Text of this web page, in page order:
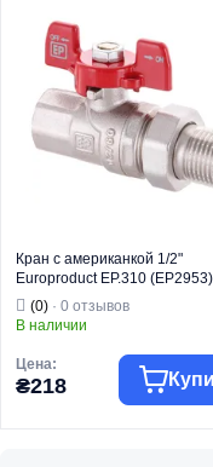
Краны
Вид изделия
Назначение
Кран с американкой 1/2"
Europroduct EP.310 (EP2953)
(0) · 0 отзывов
В наличии
Цена:
₴218